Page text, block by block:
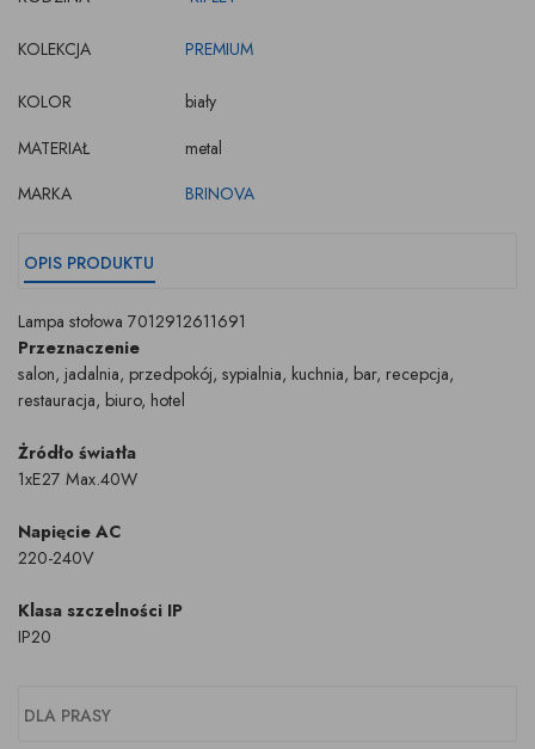
KOLEKCJA PREMIUM
KOLOR
biały
MATERIAŁ
metal
MARKA
BRINOVA
OPIS PRODUKTU
Lampa stołowa 7012912611691
Przeznaczenie
salon, jadalnia, przedpokój, sypialnia, kuchnia, bar, recepcja,
restauracja, biuro, hotel
Żródło światła
1xE27 Max.40W
Napięcie AC
220-240V
Klasa szczelności IP
IP20
DLA PRASY